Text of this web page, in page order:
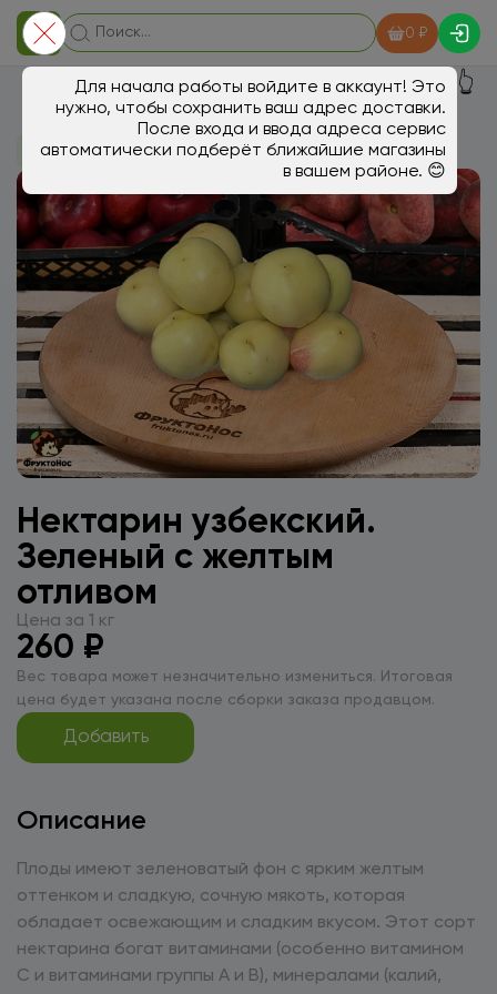
0 ₽
Для начала работы войдите в аккаунт! Это
нужно, чтобы сохранить ваш адрес доставки.
После входа и ввода адреса сервис
автоматически подберёт ближайшие магазины
в вашем районе. 😊
👆
В магазин Фрукты
Нектарин узбекский.
Зеленый с желтым
отливом
Цена за 1 кг
260 ₽
Вес товара может незначительно измениться. Итоговая
цена будет указана после сборки заказа продавцом.
Добавить
Описание
Плоды имеют зеленоватый фон с ярким желтым
оттенком и сладкую, сочную мякоть, которая
обладает освежающим и сладким вкусом. Этот сорт
нектарина богат витаминами (особенно витамином
C и витаминами группы A и B), минералами (калий,